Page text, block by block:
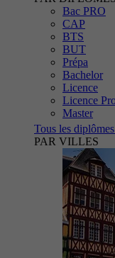
Bac PRO
CAP
BTS
BUT
Prépa
Bachelor
Licence
Licence
Master
Tous les diplômes
PAR VILLES